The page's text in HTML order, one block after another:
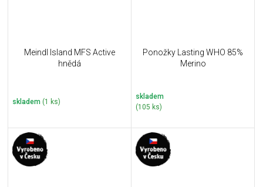
Meindl Island MFS Active
hnědá
skladem (1 ks)
Ponožky Lasting WHO 85%
Merino
skladem
(105 ks)